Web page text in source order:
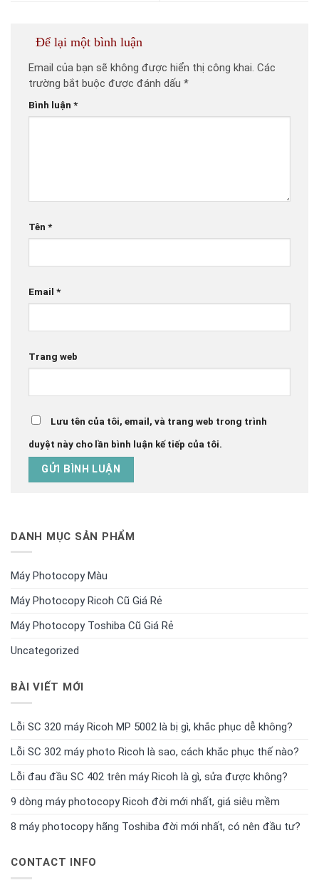
Để lại một bình luận
Email của bạn sẽ không được hiển thị công khai. Các
trường bắt buộc được đánh dấu *
Bình luận *
Tên *
Email *
Trang web
Lưu tên của tôi, email, và trang web trong trình
duyệt này cho lần bình luận kế tiếp của tôi.
DANH MỤC SẢN PHẨM
Máy Photocopy Màu
Máy Photocopy Ricoh Cũ Giá Rẻ
Máy Photocopy Toshiba Cũ Giá Rẻ
Uncategorized
BÀI VIẾT MỚI
Lỗi SC 320 máy Ricoh MP 5002 là bị gì, khắc phục dễ không?
Lỗi SC 302 máy photo Ricoh là sao, cách khắc phục thế nào?
Lỗi đau đầu SC 402 trên máy Ricoh là gì, sửa được không?
9 dòng máy photocopy Ricoh đời mới nhất, giá siêu mềm
8 máy photocopy hãng Toshiba đời mới nhất, có nên đầu tư?
CONTACT INFO